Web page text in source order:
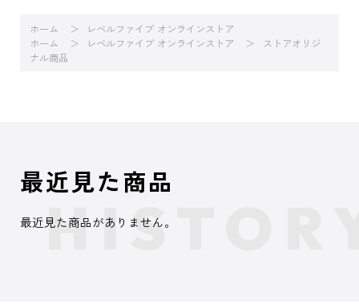
ホーム
レベルファイブ オンラインストア
ホーム
レベルファイブ オンラインストア
ストアオリジ
ナル商品
最近見た商品
最近見た商品がありません。